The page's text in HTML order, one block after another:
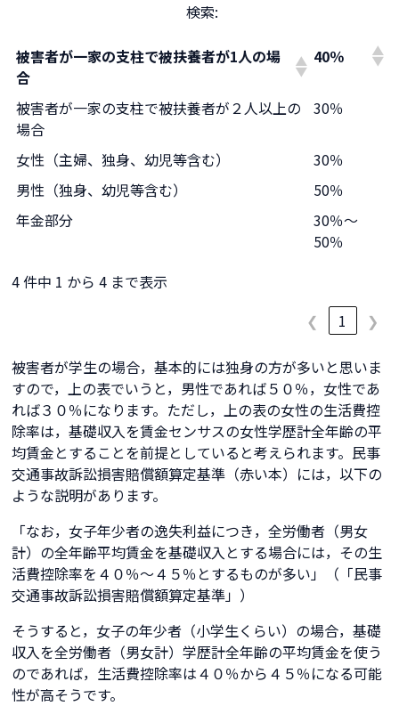
検索:
被害者が一家の支柱で被扶養者が1人の場
合
40％
被害者が一家の支柱で被扶養者が２人以上の
場合
30％
女性（主婦、独身、幼児等含む）
30％
男性（独身、幼児等含む）
50％
年金部分
30％～
50％
4 件中 1 から 4 まで表示
❮
1 ❯
被害者が学生の場合，基本的には独身の方が多いと思いま
すので，上の表でいうと，男性であれば５０％，女性であ
れば３０％になります。ただし，上の表の女性の生活費控
除率は，基礎収入を賃金センサスの女性学歴計全年齢の平
均賃金とすることを前提としていると考えられます。民事
交通事故訴訟損害賠償額算定基準（赤い本）には，以下の
ような説明があります。
「なお，女子年少者の逸失利益につき，全労働者（男女
計）の全年齢平均賃金を基礎収入とする場合には，その生
活費控除率を４０％～４５％とするものが多い」（「民事
交通事故訴訟損害賠償額算定基準」）
そうすると，女子の年少者（小学生くらい）の場合，基礎
収入を全労働者（男女計）学歴計全年齢の平均賃金を使う
のであれば，生活費控除率は４０％から４５％になる可能
性が高そうです。